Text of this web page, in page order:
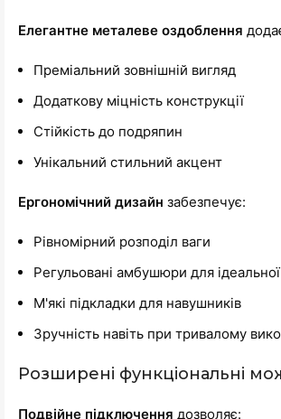
Елегантне металеве оздоблення
Преміальний зовнішній вигляд
Додаткову міцність конструкції
Стійкість до подряпин
Унікальний стильний акцент
Ергономічний дизайн забезпечує:
Рівномірний розподіл ваги
Регульовані амбушюри для
М'які підкладки для навушників
Зручність навіть при тривалому
Розширені функціональні
Подвійне підключення дозволяє: